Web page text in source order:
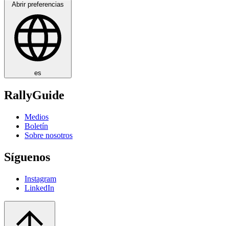
Abrir preferencias
es
RallyGuide
Medios
Boletín
Sobre nosotros
Síguenos
Instagram
LinkedIn